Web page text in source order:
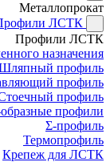
Металлопрокат
ЛСТК
Профили ЛСТК
назначения
профиль
профиль
профиль
профили
Σ-профиль
Термопрофиль
Крепеж для ЛСТК